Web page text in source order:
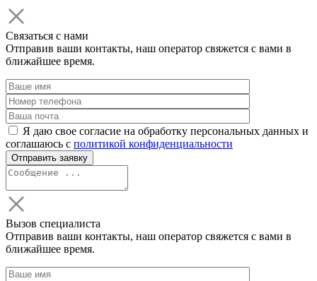
Связаться с нами
Отправив ваши контакты, наш оператор свяжется с вами в
ближайшее время.
Я даю свое согласие на обработку персональных данных и
соглашаюсь с политикой конфиденциальности
Вызов специалиста
Отправив ваши контакты, наш оператор свяжется с вами в
ближайшее время.